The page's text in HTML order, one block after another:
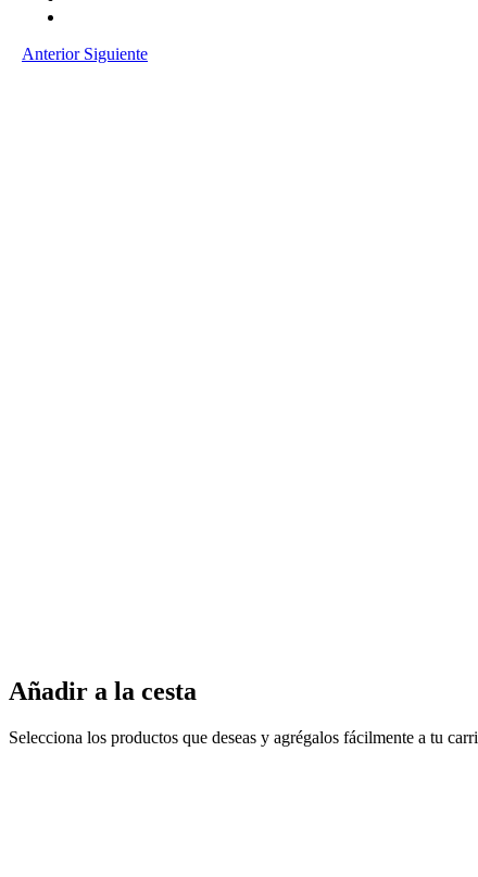
Anterior Siguiente
Añadir a la cesta
Selecciona los productos que deseas y agrégalos fácilmente a tu